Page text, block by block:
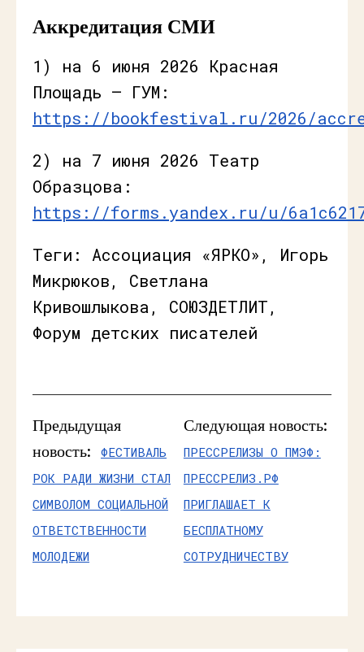
Аккредитация СМИ
1) на 6 июня 2026 Красная
Площадь — ГУМ:
https://bookfestival.ru/2026/
2) на 7 июня 2026 Театр
Образцова:
https://forms.yandex.ru/u/
Теги: Ассоциация «ЯРКО», Игорь
Микрюков, Светлана
Кривошлыкова, СОЮЗДЕТЛИТ,
Форум детских писателей
Предыдущая
новость:
ФЕСТИВАЛЬ
РОК РАДИ ЖИЗНИ СТАЛ
СИМВОЛОМ СОЦИАЛЬНОЙ
ОТВЕТСТВЕННОСТИ
МОЛОДЕЖИ
Следующая новость:
ПРЕССРЕЛИЗЫ О ПМЭФ:
ПРЕССРЕЛИЗ.РФ
ПРИГЛАШАЕТ К
БЕСПЛАТНОМУ
СОТРУДНИЧЕСТВУ